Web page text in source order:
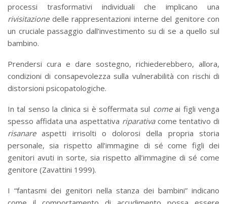
processi trasformativi individuali che implicano una
rivisitazione delle rappresentazioni interne del genitore con
un cruciale passaggio dall’investimento su di se a quello sul
bambino.
Prendersi cura e dare sostegno, richiederebbero, allora,
condizioni di consapevolezza sulla vulnerabilità con rischi di
distorsioni psicopatologiche.
In tal senso la clinica si è soffermata sul comeai figli venga
spesso affidata una aspettativa riparativacome tentativo di
risanareaspetti irrisolti o dolorosi della propria storia
personale, sia rispetto all’immagine di sé come figli dei
genitori avuti in sorte, sia rispetto all’immagine di sé come
genitore (Zavattini 1999).
I “fantasmi dei genitori nella stanza dei bambini” indicano